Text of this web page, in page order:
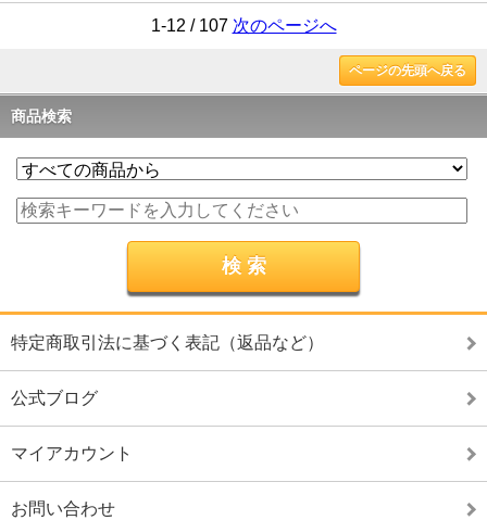
1-12 / 107 次のページへ
ページの先頭へ戻る
商品検索
特定商取引法に基づく表記（返品など）
公式ブログ
マイアカウント
お問い合わせ